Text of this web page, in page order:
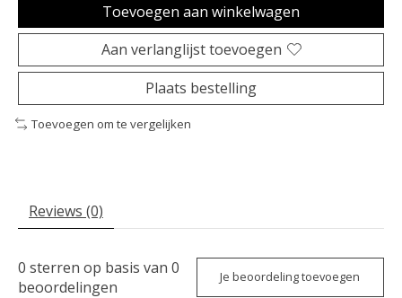
Toevoegen aan winkelwagen
Aan verlanglijst toevoegen
Plaats bestelling
Toevoegen om te vergelijken
Reviews (0)
0 sterren op basis van 0
beoordelingen
Je beoordeling toevoegen